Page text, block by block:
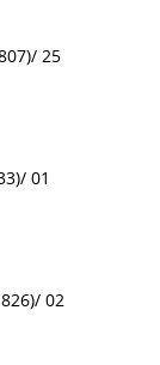
25
01
02